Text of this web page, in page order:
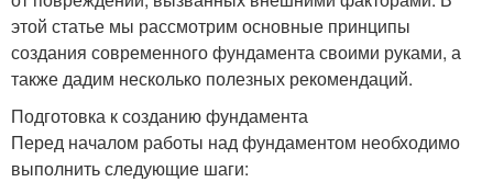
этой статье мы рассмотрим основные принципы
создания современного фундамента своими руками, а
также дадим несколько полезных рекомендаций.
Подготовка к созданию фундамента
Перед началом работы над фундаментом необходимо
выполнить следующие шаги: